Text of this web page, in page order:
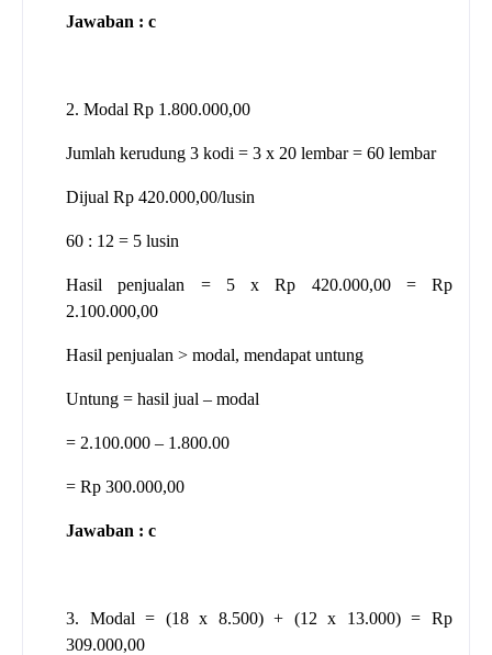
Jawaban : c
2. Modal Rp 1.800.000,00
Jumlah kerudung 3 kodi = 3 x 20 lembar = 60 lembar
Dijual Rp 420.000,00/lusin
60 : 12 = 5 lusin
Hasil penjualan = 5 x Rp 420.000,00 = Rp
2.100.000,00
Hasil penjualan > modal, mendapat untung
Untung = hasil jual – modal
= 2.100.000 – 1.800.00
= Rp 300.000,00
Jawaban : c
3. Modal = (18 x 8.500) + (12 x 13.000) = Rp
309.000,00